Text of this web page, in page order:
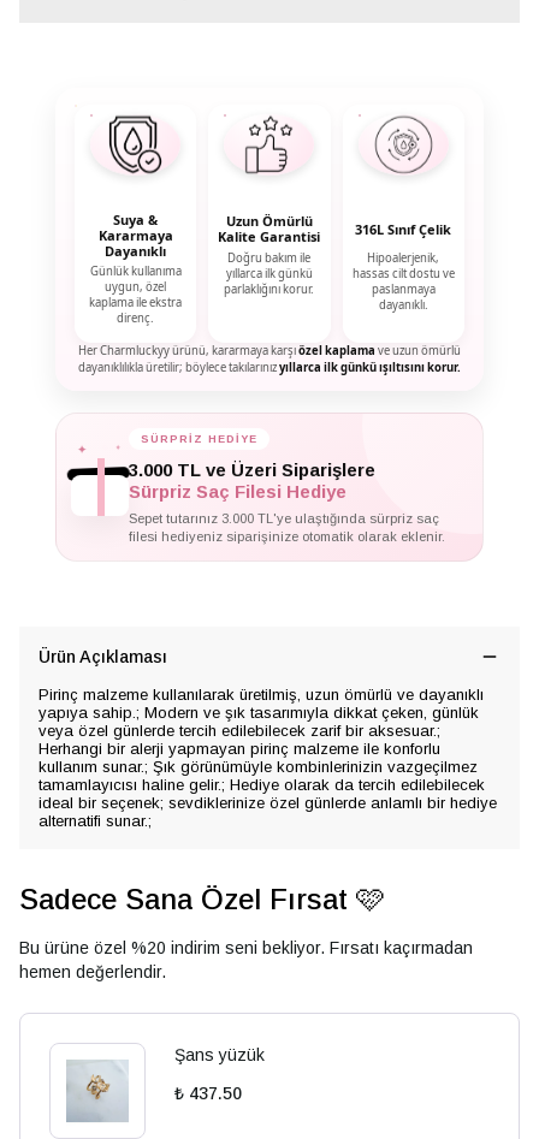
Suya &
Kararmaya
Dayanıklı
Günlük kullanıma
uygun, özel
kaplama ile ekstra
direnç.
Uzun Ömürlü
Kalite Garantisi
Doğru bakım ile
yıllarca ilk günkü
parlaklığını korur.
316L Sınıf Çelik
Hipoalerjenik,
hassas cilt dostu ve
paslanmaya
dayanıklı.
Her Charmluckyy ürünü, kararmaya karşıözel kaplama ve uzun ömürlü
dayanıklılıkla üretilir; böylece takılarınızyıllarca ilk günkü ışıltısını korur.
✦ SÜRPRİZ HEDİYE
3.000 TL ve Üzeri Siparişlere
Sürpriz Saç Filesi Hediye
Sepet tutarınız 3.000 TL'ye ulaştığında sürpriz saç
filesi hediyeniz siparişinize otomatik olarak eklenir.
Ürün Açıklaması
Pirinç malzeme kullanılarak üretilmiş, uzun ömürlü ve dayanıklı
yapıya sahip.; Modern ve şık tasarımıyla dikkat çeken, günlük
veya özel günlerde tercih edilebilecek zarif bir aksesuar.;
Herhangi bir alerji yapmayan pirinç malzeme ile konforlu
kullanım sunar.; Şık görünümüyle kombinlerinizin vazgeçilmez
tamamlayıcısı haline gelir.; Hediye olarak da tercih edilebilecek
ideal bir seçenek; sevdiklerinize özel günlerde anlamlı bir hediye
alternatifi sunar.;
Sadece Sana Özel Fırsat 🩷
Bu ürüne özel %20 indirim seni bekliyor. Fırsatı kaçırmadan
hemen değerlendir.
Şans yüzük
₺ 437.50